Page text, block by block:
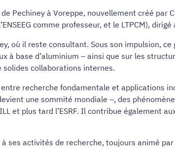
Pechiney à Voreppe, nouvellement créé par
comme professeur, et le LTPCM),
où il reste consultant. Sous son impulsion,
à base d’aluminium – ainsi que sur les
solides collaborations internes.
recherche fondamentale et applications
une sommité mondiale –, des
et plus tard l’ESRF. Il contribue également
ses activités de recherche, toujours animé